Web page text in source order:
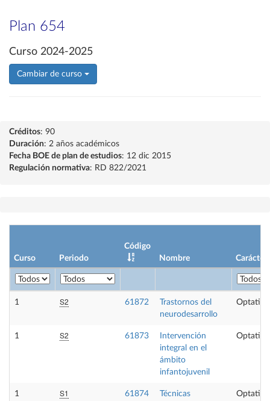
Plan 654
Curso 2024-2025
Cambiar de curso
Créditos: 90
Duración: 2 años académicos
Fecha BOE de plan de estudios: 12 dic 2015
Regulación normativa: RD 822/2021
Curso Periodo
Código
Nombre
Carácter
1 S2 61872
Trastornos del
neurodesarrollo
Optativa
1 S2 61873
Intervención
integral en el
ámbito
infantojuvenil
Optativa
1 S1 61874
Técnicas
Optativa